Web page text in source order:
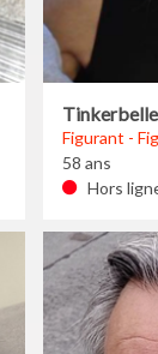
Tinkerbelle
Figurant -
58 ans
Hors